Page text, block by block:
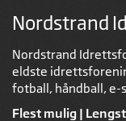
Nordstrand
Nordstrand
eldste
fotball, håndball,
Flest mulig |